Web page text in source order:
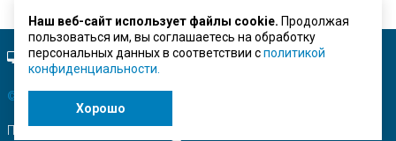
Полная версия сайта.
© ЗАО "Строймашсервис"
Поисковое продвижение
Наш веб-сайт использует файлы cookie. Продолжая
пользоваться им, вы соглашаетесь на обработку
персональных данных в соответствии сполитикой
конфиденциальности.
Хорошо